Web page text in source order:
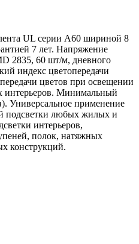
UL серии A60 шириной 8
7 лет. Напряжение
2835, 60 шт/м, дневного
индекс цветопередачи
цветов при освещении
Минимальный
Универсальное применение
подсветки любых жилых и
интерьеров,
полок, натяжных
конструкций.